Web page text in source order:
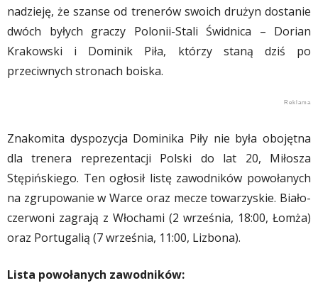
nadzieję, że szanse od trenerów swoich drużyn dostanie
dwóch byłych graczy Polonii-Stali Świdnica – Dorian
Krakowski i Dominik Piła, którzy staną dziś po
przeciwnych stronach boiska.
Znakomita dyspozycja Dominika Piły nie była obojętna
dla trenera reprezentacji Polski do lat 20, Miłosza
Stępińskiego. Ten ogłosił listę zawodników powołanych
na zgrupowanie w Warce oraz mecze towarzyskie. Biało-
czerwoni zagrają z Włochami (2 września, 18:00, Łomża)
oraz Portugalią (7 września, 11:00, Lizbona).
Lista powołanych zawodników: